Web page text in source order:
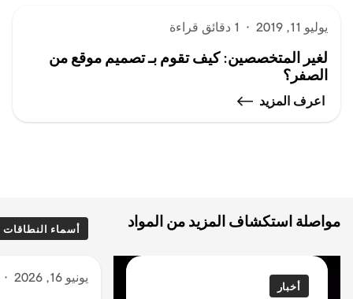
يوليو 11, 2019 · 1 دقائق قراءة
لغير المتخصصين: كيف تقوم بـ تصميم موقع من
الصفر؟
اعرف المزيد
مواصلة استكشاف المزيد من المواد
أخبار
أسماء النطاقات
يونيو 16, 2026 ·